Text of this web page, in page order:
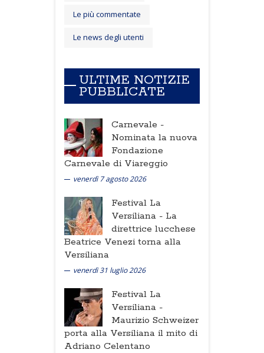
Le più commentate
Le news degli utenti
ULTIME NOTIZIE
PUBBLICATE
Carnevale -
Nominata la nuova
Fondazione
Carnevale di Viareggio
venerdì 7 agosto 2026
Festival La
Versiliana - La
direttrice lucchese
Beatrice Venezi torna alla
Versiliana
venerdì 31 luglio 2026
Festival La
Versiliana -
Maurizio Schweizer
porta alla Versiliana il mito di
Adriano Celentano